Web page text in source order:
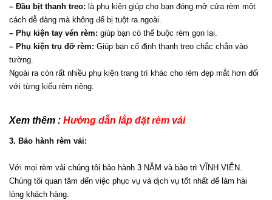
– Đầu bịt thanh treo: là phụ kiện giúp cho bạn đóng mở cửa rèm một
cách dễ dàng mà không để bị tuột ra ngoài.
– Phụ kiện tay vén rèm: giúp bạn có thể buộc rèm gọn lại.
– Phụ kiện trụ đỡ rèm: Giúp bạn cố định thanh treo chắc chắn vào
tường.
Ngoài ra còn rất nhiều phụ kiện trang trí khác cho rèm đẹp mắt hơn đối
với từng kiểu rèm riêng.
Xem thêm : Hướng dẫn lắp đặt rèm vải
3. Bảo hành rèm vải:
Với mọi rèm vải chúng tôi bảo hành 3 NĂM và bảo trì VĨNH VIỄN.
Chúng tôi quan tâm đến việc phục vụ và dịch vụ tốt nhất để làm hài
lòng khách hàng.